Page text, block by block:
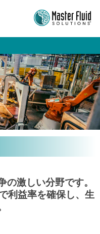
激しい分野です。
益率を確保し、生